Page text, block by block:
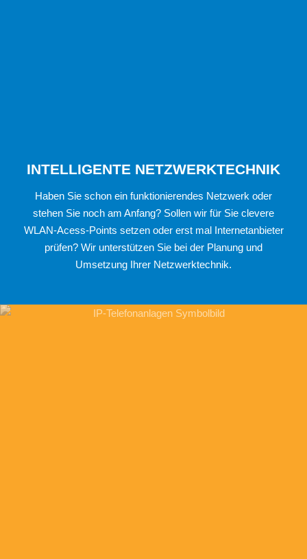
INTELLIGENTE NETZWERKTECHNIK
Haben Sie schon ein funktionierendes Netzwerk oder
stehen Sie noch am Anfang? Sollen wir für Sie clevere
WLAN-Acess-Points setzen oder erst mal Internetanbieter
prüfen? Wir unterstützen Sie bei der Planung und
Umsetzung Ihrer Netzwerktechnik.